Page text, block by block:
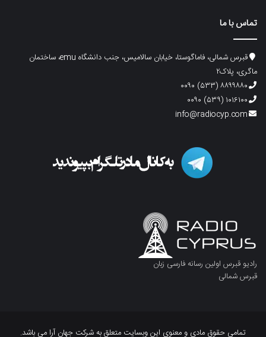
تماس با ما
قبرس شمالی، فاماگوستا، خیابان سالامیس، جنب دانشگاه emu، ساختمان
ماگری، پلاک۲
۸۸۹۹۸۸۰ (۵۳۳) ۰۰۹۰
۱۰۱۶۱۰۰ (۵۳۹) ۰۰۹۰
info@radiocyp.com
رادیو قبرس اولین رسانه فارسی زبان
قبرس شمالی
تمامی حقوق مادی و معنوی این وبسایت متعلق به شرکت جهان آرا می باشد.